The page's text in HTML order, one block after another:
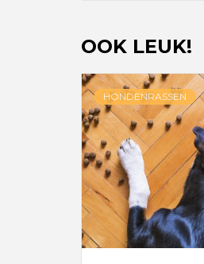
OOK LEUK!
HONDENRASSEN